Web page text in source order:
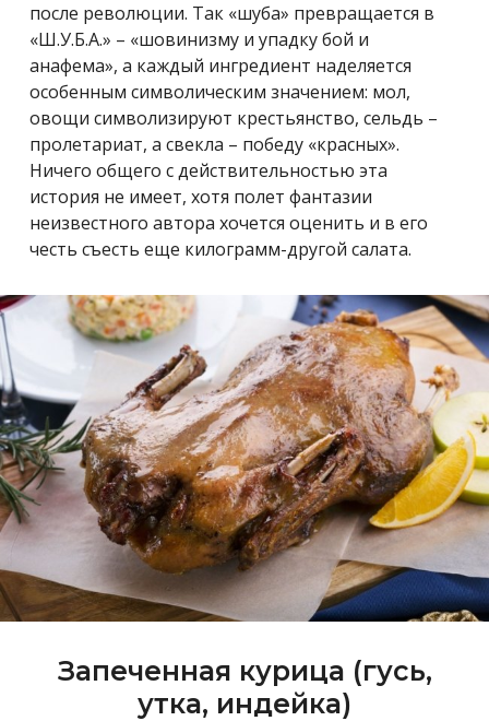
после революции. Так «шуба» превращается в
«Ш.У.Б.А.» – «шовинизму и упадку бой и
анафема», а каждый ингредиент наделяется
особенным символическим значением: мол,
овощи символизируют крестьянство, сельдь –
пролетариат, а свекла – победу «красных».
Ничего общего с действительностью эта
история не имеет, хотя полет фантазии
неизвестного автора хочется оценить и в его
честь съесть еще килограмм-другой салата.
Запеченная курица (гусь,
утка, индейка)